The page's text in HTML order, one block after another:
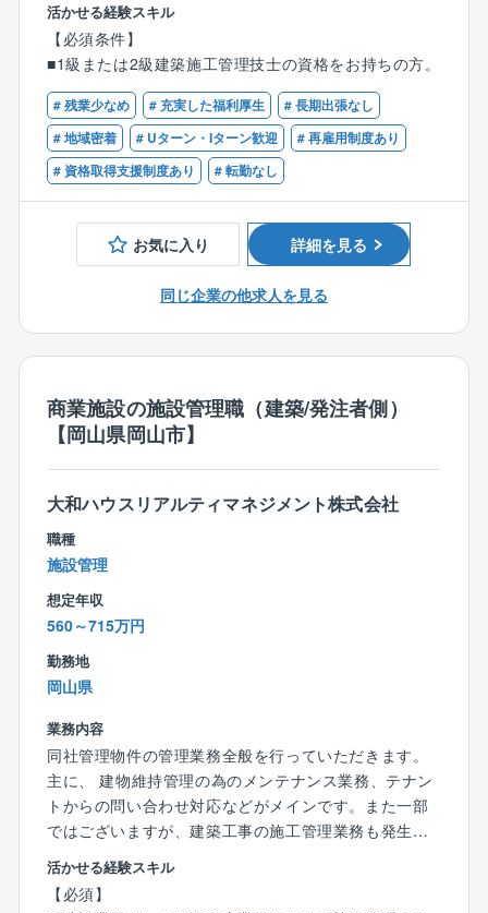
研修期間は最長6カ月。
未経験から活躍できる制度/システムが整っています。
営業スタート後は、3件受注するまで営業所長や先輩社
員がマンツーマンで手厚い体制で徹底サポートしま
す！
■リフォーム（新築そっくりさん）事業について：
大規模リフォーム受注実績全国No.1の事業です。
部分改築が主流だったリフォームの概念を覆して、古
い戸建住宅を耐震補強し、
品「新築そっくりさん」は大ヒットし、ロングセラー
■具体的には、施工管理業務全般として、作業所におけ
る、工程管理、安全管理、品質管理、原価管理、その
他渉外業務等を行っていただきます。
【職務の特徴】
■長期出張は少なく、基本的には直行直帰のスタイルと
なる現場が多数を占めます。また、基本的には作業所
長補佐→作業所長→施工部門役職という順にキャリア
を積んでいただきますが、経験年数によっては、有資
格者は作業所長から任用し、作業所責任者として業務
技術を引き継いでご活躍頂ける方を求めています。
【施工実績】
業施設
住宅関連施設、スポーツレジャー施設、工場、倉庫、
衛生施設
【教育環境】
■同社では、人こそ財産であるという考えのもと、社員
ひとりひとりのスキルアップを手厚くサポートしてお
り、学ぶことのできる技術フィールドが広大にありま
す。
■社内技術研修、社長主催の勉強会なども積極的に行
い、新人からベテランまで、勤続年数に関わらず常に
最新の技術情報、スキルの獲得に努め、常に技術者と
格取得も推奨しており、資格取得に必要な費用は会社
が負担し、資格取得後は毎月資格手当を支給していま
す。総合建設業として、建築、土木、プラント施設ま
で幅広く手がける当社だからこその環境です。
■1917年の創業以来、地元岡山の発展とともに、着実
に成長をし続けてきた同社は、2017年に創業100周年
活かせる経験スキル
【必須条件】
■1級または2級建築施工管理技士の資格をお持ちの方。
# 残業少なめ # 充実した福利厚生
# 長期出張なし
# 地域密着
# Uターン・Iターン歓迎
# 再雇用制度あり
# 資格取得支援制度あり
# 転勤なし
お気に入り 詳細を見る
同じ企業の他求人を見る
商業施設の施設管理職（建築/発注者側）
【岡山県岡山市】
大和ハウスリアルティマネジメント株式会社
職種
施設管理
想定年収
560～715万円
勤務地
岡山県
業務内容
同社管理物件の管理業務全般を行っていただきます。
主に、 建物維持管理の為のメンテナンス業務、テナン
トからの問い合わせ対応などがメインです。また一部
ではございますが、建築工事の施工管理業務も発生す
る可能性がございます。
活かせる経験スキル
【必須】